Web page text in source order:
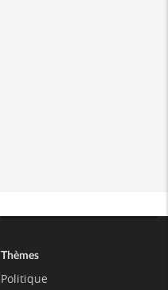
Thèmes
Politique